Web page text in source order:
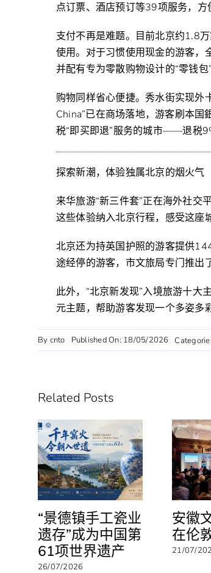
点订票、酒店预订等39项服务，方
支付不再是难题。目前北京约1.8
使用。对于习惯使用现金的游客，
并配有专为零散购物设计的“零钱包”
购物同样省心便捷。秀水街实现外
China”已在商场落地，游客刷本国
税“即买即退”服务的城市——退税
探索新潮，体验独属北京的烟火气
来华旅游“新三件套”正在海外社
这些体验纳入北京行程，感受这座
北京还为持英国护照的游客提供
途经停的游客，市文旅局专门推出
此外，“北京新发现”入境旅游十大
元主题，帮助游客发现一个多姿多
By cnto Published On: 18/05/2026
Related Posts
“景德镇手工瓷业
遗存”成为中国第
61项世界遗产
26/07/2026
安徽
在伦
21/07/